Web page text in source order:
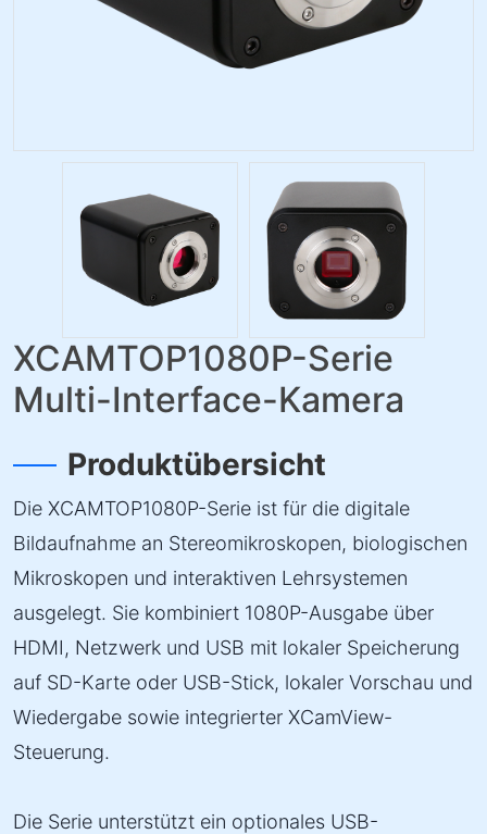
XCAMTOP1080P-Serie
Multi-Interface-Kamera
Produktübersicht
Die XCAMTOP1080P-Serie ist für die digitale
Bildaufnahme an Stereomikroskopen, biologischen
Mikroskopen und interaktiven Lehrsystemen
ausgelegt. Sie kombiniert 1080P-Ausgabe über
HDMI, Netzwerk und USB mit lokaler Speicherung
auf SD-Karte oder USB-Stick, lokaler Vorschau und
Wiedergabe sowie integrierter XCamView-
Steuerung.
Die Serie unterstützt ein optionales USB-